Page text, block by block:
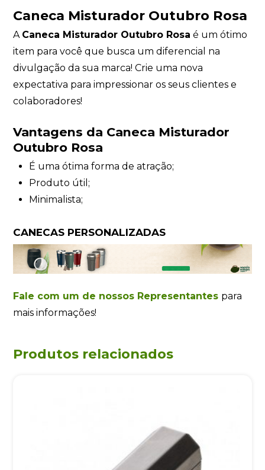
Caneca Misturador Outubro Rosa
A Caneca Misturador Outubro Rosa é um ótimo
item para você que busca um diferencial na
divulgação da sua marca! Crie uma nova
expectativa para impressionar os seus clientes e
colaboradores!
Vantagens da Caneca Misturador
Outubro Rosa
É uma ótima forma de atração;
Produto útil;
Minimalista;
CANECAS PERSONALIZADAS
Fale com um de nossos Representantes para
mais informações!
Produtos relacionados